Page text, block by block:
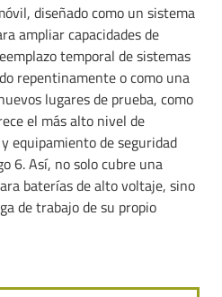
diseñado como un sistema
ampliar capacidades de
temporal de sistemas
repentinamente o como una
lugares de prueba, como
el más alto nivel de
equipamiento de seguridad
6. Así, no solo cubre una
baterías de alto voltaje, sino
de trabajo de su propio